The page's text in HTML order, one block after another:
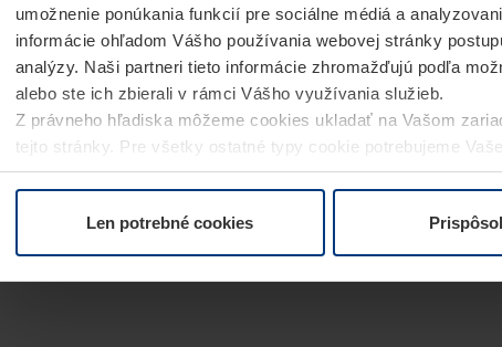
umožnenie ponúkania funkcií pre sociálne médiá a
informácie ohľadom Vášho používania webovej stránky
analýzy. Naši partneri tieto informácie zhromažďujú podľa
alebo ste ich zbierali v rámci Vášho využívania služieb.
Z právneho hľadiska môžeme cookies ukladať na Vašom
tejto stránky. Pre všetky ostatné typy cookie potrebujeme
alebo odvolať vo vysvetlení cookie na stránkeVyhlásenie o
Len potrebné cookies